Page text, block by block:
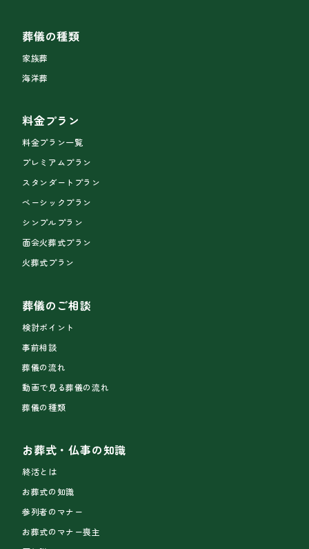
葬儀の種類
家族葬
海洋葬
料金プラン
料金プラン一覧
プレミアムプラン
スタンダートプラン
ベーシックプラン
シンプルプラン
面会火葬式プラン
火葬式プラン
葬儀のご相談
検討ポイント
事前相談
葬儀の流れ
動画で見る葬儀の流れ
葬儀の種類
お葬式・仏事の知識
終活とは
お葬式の知識
参列者のマナー
お葬式のマナー喪主